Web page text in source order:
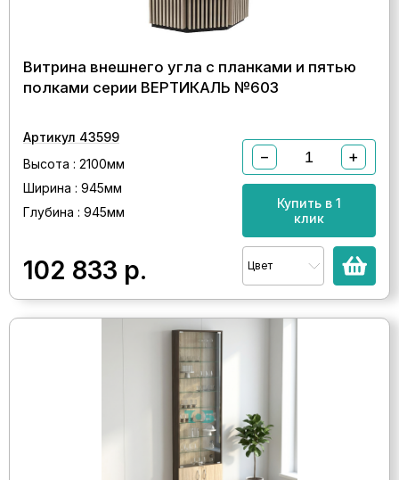
Витрина внешнего угла с планками и пятью
полками серии ВЕРТИКАЛЬ №603
Артикул 43599
Высота : 2100мм
Ширина : 945мм
Глубина : 945мм
102 833 р.
− +
Купить в 1
клик
Цвет